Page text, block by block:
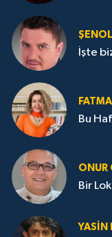
İşte
Bu
ONUR
Bir
YASIN